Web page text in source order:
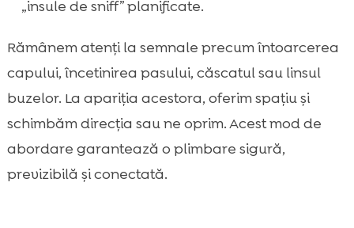
„insule de sniff” planificate.
Rămânem atenți la semnale precum întoarcerea
capului, încetinirea pasului, căscatul sau linsul
buzelor. La apariția acestora, oferim spațiu și
schimbăm direcția sau ne oprim. Acest mod de
abordare garantează o plimbare sigură,
previzibilă și conectată.